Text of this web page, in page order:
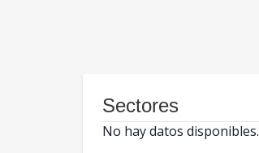
Sectores
No hay datos disponibles.